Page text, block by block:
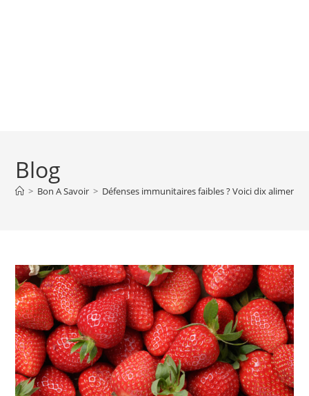
Blog
> Bon A Savoir > Défenses immunitaires faibles ? Voici dix